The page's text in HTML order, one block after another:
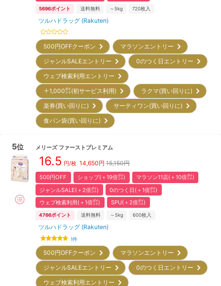
5696ポイント 送料無料 ～5kg 720枚入
ツルハドラッグ (Rakuten)
500円OFFクーポン
マラソンエントリー
ジャンルSALEエントリー
0のつく日エントリー
ウェブ検索利用エントリー
＋1,000㌽(初サービス利用)
ラクマ(買い回りに)
楽券(買い回りに)
サーティワン(買い回りに)
食パン袋(買い回りに)
5位 メリーズ ファーストプレミアム
16.5 円/枚 14,650円 15,150円
500円OFF ショップ(＋19倍㌽)
マラソン11店(＋10倍㌽)
ジャンルSALE(＋2倍㌽)
0のつく日(＋1倍㌽)
ウェブ検索利用(＋1倍㌽)
SPU(＋2倍㌽)
4766ポイント 送料無料 ～5kg 600枚入
ツルハドラッグ (Rakuten)
1件
500円OFFクーポン
マラソンエントリー
ジャンルSALEエントリー
0のつく日エントリー
ウェブ検索利用エントリー